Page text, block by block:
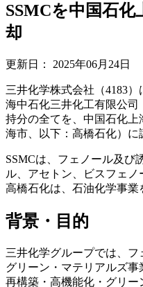
SSMCを中国石
却
更新日： 2025年06月24日
三井化学株式会社（4183）
海中石化三井化工有限公司
持分の全てを、中国石化
海市、以下：高橋石化）に
SSMCは、フェノール及び
ル、アセトン、ビスフェノ
高橋石化は、石油化学事業
背景・目的
三井化学グループでは、
グリーン・マテリアルズ事
再構築・高機能化・グリ